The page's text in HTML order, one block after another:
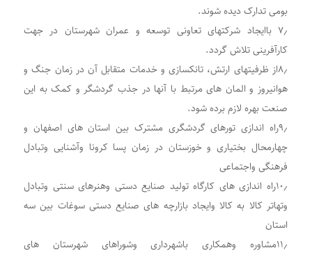
بومی تدارک دیده شوند.
۷٫ باایجاد شرکتهای تعاونی توسعه و عمران شهرستان در جهت
کارآفرینی تلاش گردد.
۸٫از ظرفیتهای ارتش، تانکسازی و خدمات متقابل آن در زمان جنگ و
هوانیروز و المان های مرتبط با آنها در جذب گردشگر و کمک به این
صنعت بهره لازم برده شود.
۹٫راه اندازی تورهای گردشگری مشترک بین استان های اصفهان و
چهارمحال بختیاری و خوزستان در زمان پسا کرونا وآشنایی وتبادل
فرهنگی واجتماعی
۱۰٫راه اندازی های کارگاه تولید صنایع دستی وهنرهای سنتی وتبادل
وتهاتر کالا به کالا وایجاد بازارچه های صنایع دستی سوغات بین سه
استان
۱۱٫مشاوره وهمکاری باشهرداری وشوراهای شهرستان های